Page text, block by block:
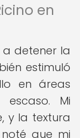
en
detener la
estimuló
en áreas
Mi
y la textura
que mi